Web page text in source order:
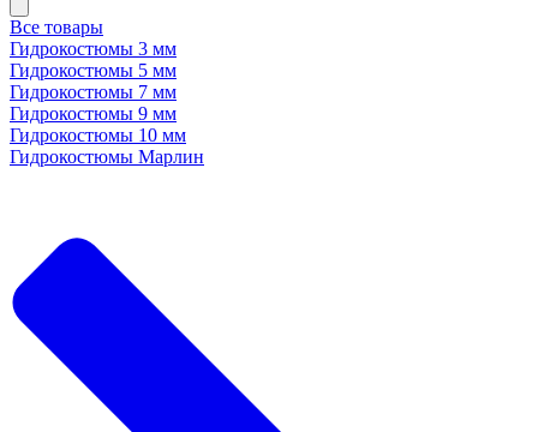
Все товары
Гидрокостюмы 3 мм
Гидрокостюмы 5 мм
Гидрокостюмы 7 мм
Гидрокостюмы 9 мм
Гидрокостюмы 10 мм
Гидрокостюмы Марлин